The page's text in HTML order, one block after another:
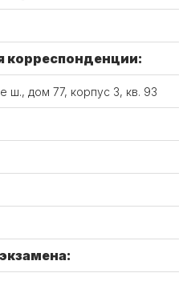
корреспонденции:
ш., дом 77, корпус 3, кв. 93